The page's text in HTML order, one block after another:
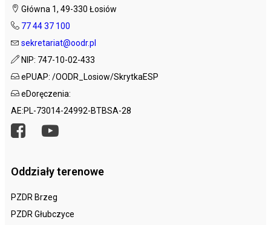
Główna 1, 49-330 Łosiów
77 44 37 100
sekretariat@oodr.pl
NIP: 747-10-02-433
ePUAP: /OODR_Losiow/SkrytkaESP
eDoręczenia:
AE:PL-73014-24992-BTBSA-28
Oddziały terenowe
PZDR Brzeg
PZDR Głubczyce